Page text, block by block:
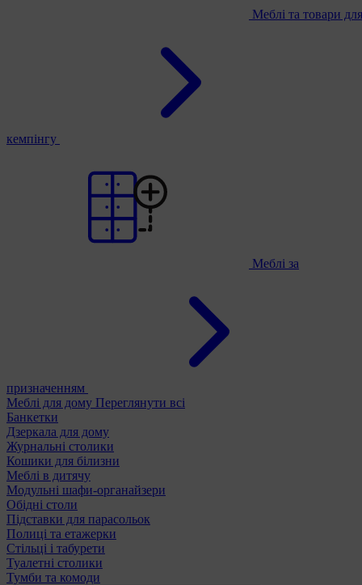
Меблі та товари для
кемпінгу
Меблі за
призначенням
Меблі для дому Переглянути всі
Банкетки
Дзеркала для дому
Журнальні столики
Кошики для білизни
Меблі в дитячу
Модульні шафи-органайзери
Обідні столи
Підставки для парасольок
Полиці та етажерки
Стільці і табурети
Туалетні столики
Тумби та комоди